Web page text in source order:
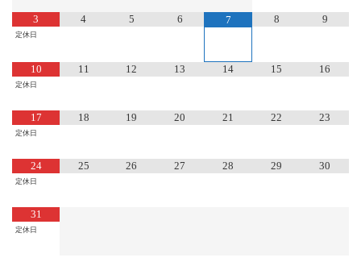
3
定休日
4 5 6 7 8 9
10
定休日
11 12 13 14 15 16
17
定休日
18 19 20 21 22 23
24
定休日
25 26 27 28 29 30
31
定休日